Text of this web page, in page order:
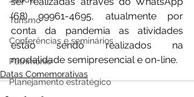
Turismo
Conferências e seminários
Patrimônio
Planejamento estratégico
(68) 99961-4695, atualmente por
conta da pandemia as atividades
estão sendo realizados na
modalidade semipresencial e on-line.
Datas Comemorativas